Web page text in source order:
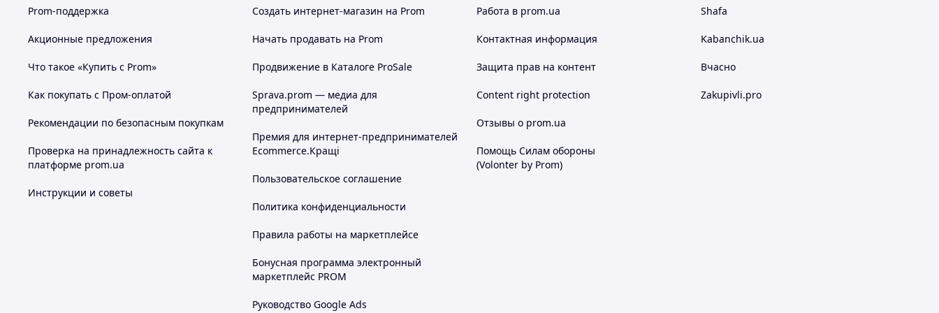
Большой регулируемый капюшон с вентиляцией
Многопозиционная спинка (120°–165°)
Съемный бампер с обивкой из экокожи
Амортизация передних и задних колес
Вместительная корзина для покупок
В комплекте теплый чехол на ножки
Prom-поддержка
Акционные предложения
Что такое «Купить с Prom»
Как покупать с Пром-оплатой
Рекомендации по безопасным покупкам
Проверка на принадлежность сайта к
платформе prom.ua
Инструкции и советы
Создать интернет-магазин на Prom
Начать продавать на Prom
Продвижение в Каталоге ProSale
Sprava.prom — медиа для
предпринимателей
Премия для интернет-предпринимателей
Ecommerce.Кращі
Пользовательское соглашение
Политика конфиденциальности
Правила работы на маркетплейсе
Бонусная программа электронный
маркетплейс PROM
Руководство Google Ads
Работа в prom.ua
Контактная информация
Защита прав на контент
Content right protection
Отзывы о prom.ua
Помощь Силам обороны
(Volonter by Prom)
Shafa
Kabanchik.ua
Вчасно
Zakupivli.pro